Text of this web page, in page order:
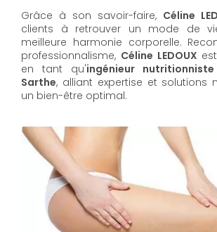
Grâce à son savoir-faire, Céline
clients à retrouver un mode de
meilleure harmonie corporelle.
professionnalisme, Céline LEDOUX
en tant qu'ingénieur
Sarthe, alliant expertise et solutions
un bien-être optimal.